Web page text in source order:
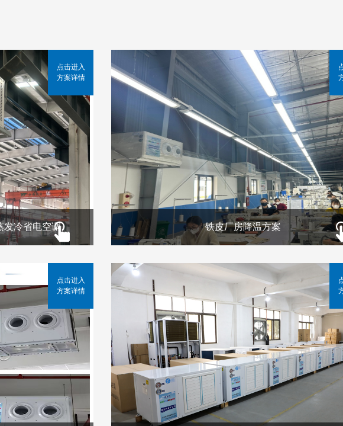
发冷省电空调
点击进入
方案详情
铁皮厂房降温方案
点击进入
方案详情